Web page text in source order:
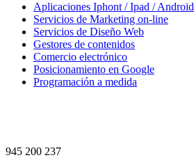
Aplicaciones Iphont / Ipad / Android
Servicios de Marketing on-line
Servicios de Diseño Web
Gestores de contenidos
Comercio electrónico
Posicionamiento en Google
Programación a medida
945 200 237